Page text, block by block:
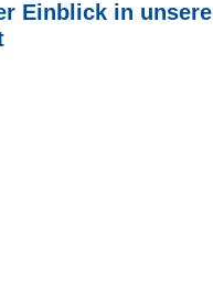
Einblick in unsere